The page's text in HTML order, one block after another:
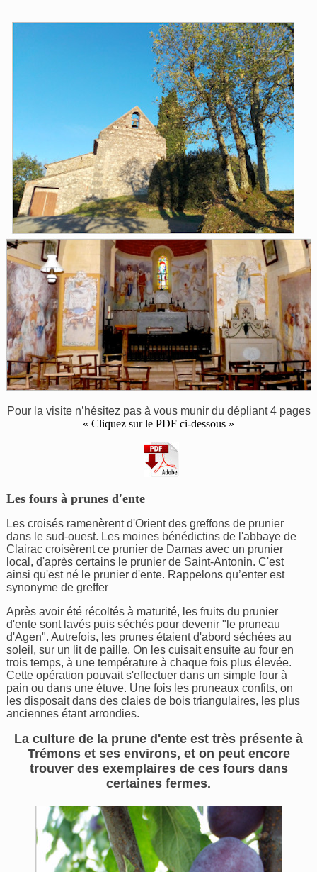
Pour la visite n’hésitez pas à vous munir du dépliant 4 pages
« Cliquez sur le PDF ci-dessous »
Les fours à prunes d'ente
Les croisés ramenèrent d'Orient des greffons de prunier
dans le sud-ouest. Les moines bénédictins de l'abbaye de
Clairac croisèrent ce prunier de Damas avec un prunier
local, d'après certains le prunier de Saint-Antonin. C'est
ainsi qu'est né le prunier d'ente. Rappelons qu’enter est
synonyme de greffer
Après avoir été récoltés à maturité, les fruits du prunier
d'ente sont lavés puis séchés pour devenir "le pruneau
d'Agen". Autrefois, les prunes étaient d'abord séchées au
soleil, sur un lit de paille. On les cuisait ensuite au four en
trois temps, à une température à chaque fois plus élevée.
Cette opération pouvait s'effectuer dans un simple four à
pain ou dans une étuve. Une fois les pruneaux confits, on
les disposait dans des claies de bois triangulaires, les plus
anciennes étant arrondies.
La culture de la prune d'ente est très présente à
Trémons et ses environs, et on peut encore
trouver des exemplaires de ces fours dans
certaines fermes.